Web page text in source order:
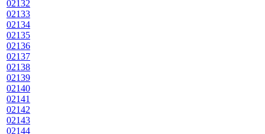
02132
02133
02134
02135
02136
02137
02138
02139
02140
02141
02142
02143
02144